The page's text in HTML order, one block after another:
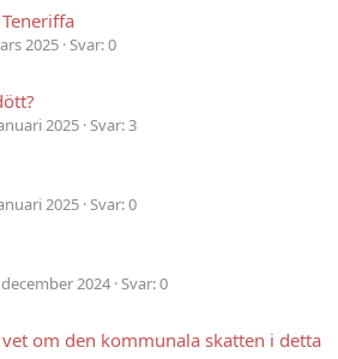
2025 Svar: 0
2025 Svar: 3
2025 Svar: 0
2024 Svar: 0
om den kommunala skatten i detta